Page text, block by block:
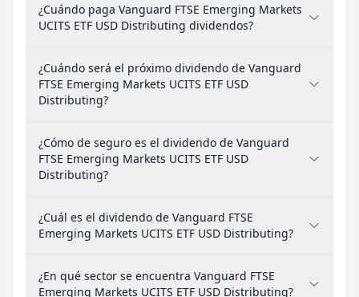
¿Cuándo paga Vanguard FTSE Emerging Markets
UCITS ETF USD Distributing dividendos?
¿Cuándo será el próximo dividendo de Vanguard
FTSE Emerging Markets UCITS ETF USD
Distributing?
¿Cómo de seguro es el dividendo de Vanguard
FTSE Emerging Markets UCITS ETF USD
Distributing?
¿Cuál es el dividendo de Vanguard FTSE
Emerging Markets UCITS ETF USD Distributing?
¿En qué sector se encuentra Vanguard FTSE
Emerging Markets UCITS ETF USD Distributing?